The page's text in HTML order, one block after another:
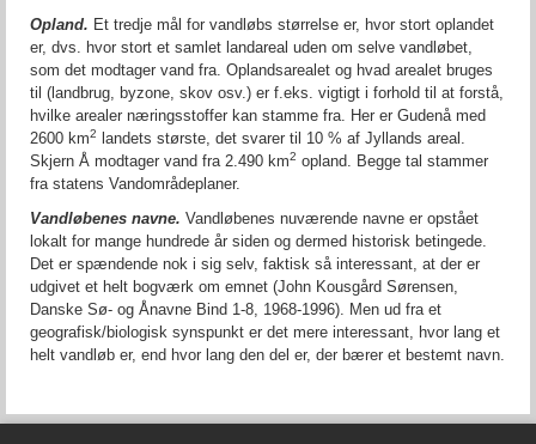
Opland. Et tredje mål for vandløbs størrelse er, hvor stort oplandet
er, dvs. hvor stort et samlet landareal uden om selve vandløbet,
som det modtager vand fra. Oplandsarealet og hvad arealet bruges
til (landbrug, byzone, skov osv.) er f.eks. vigtigt i forhold til at forstå,
hvilke arealer næringsstoffer kan stamme fra. Her er Gudenå med
2600 km2 landets største, det svarer til 10 % af Jyllands areal.
Skjern Å modtager vand fra 2.490 km2 opland. Begge tal stammer
fra statens Vandområdeplaner.
Vandløbenes navne. Vandløbenes nuværende navne er opstået
lokalt for mange hundrede år siden og dermed historisk betingede.
Det er spændende nok i sig selv, faktisk så interessant, at der er
udgivet et helt bogværk om emnet (John Kousgård Sørensen,
Danske Sø- og Ånavne Bind 1-8, 1968-1996). Men ud fra et
geografisk/biologisk synspunkt er det mere interessant, hvor lang et
helt vandløb er, end hvor lang den del er, der bærer et bestemt navn.